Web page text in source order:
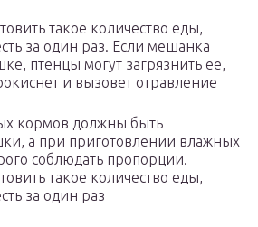
такое количество еды,
за один раз. Если мешанка
птенцы могут загрязнить ее,
и вызовет отравление
кормов должны быть
а при приготовлении влажных
соблюдать пропорции.
такое количество еды,
за один раз